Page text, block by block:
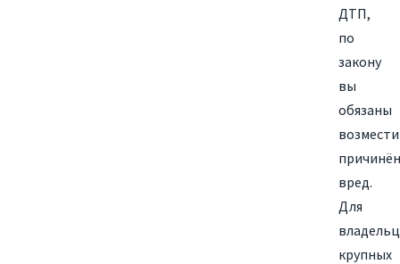
ДТП,
по
закону
вы
обязаны
вред.
Для
крупных